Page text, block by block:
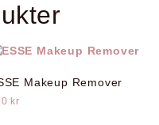
Makeup Remover
kr